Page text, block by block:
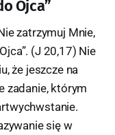
Ojca”
zatrzymuj Mnie,
(J 20,17) Nie
że jeszcze na
zadanie, którym
się w